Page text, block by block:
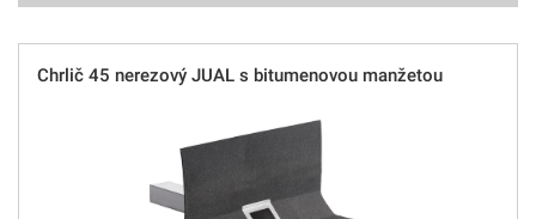
Chrlič 45 nerezový JUAL s bitumenovou manžetou